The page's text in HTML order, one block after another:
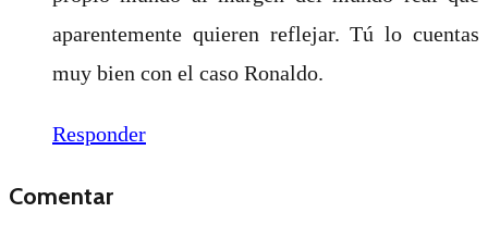
aparentemente quieren reflejar. Tú lo cuentas
muy bien con el caso Ronaldo.
Responder
Comentar